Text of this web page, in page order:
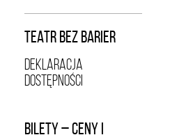
TEATR BEZ BARIER
DEKLARACJA
DOSTĘPNOŚCI
BILETY – CENY I